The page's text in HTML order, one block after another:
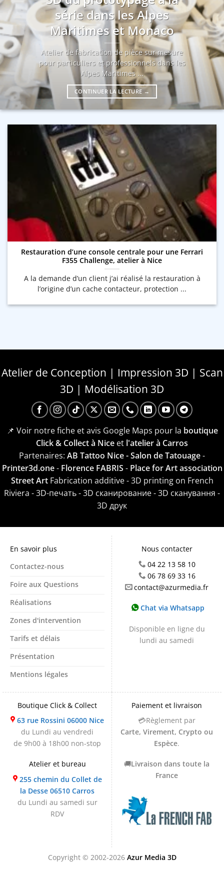
série dans les Alpes
Maritimes et Monaco
Atelier de fabrication de pièce sur mesure
pour particuliers et professionnels dans les
Alpes Maritimes ...
CONTINUER LA LECTURE →
Restauration d’une console centrale pour une Ferrari
F355 Challenge, atelier à Nice
A la demande d’un client j’ai réalisé la restauration à
l’origine d’un cache contacteur, protection ...
Atelier de Conception | Impression 3D | Scan
3D | Modélisation 3D
📌 Voir notre fiche et avis Google Maps pour la boutique
Click & Collect à Nice et l'atelier à Carros
Partenaires: AB Tattoo Nice - Salon de Tatouage-
Printer3d.one- Florence FABRIS - Place for Art association
Street ArtFabrication additive - 3D printing on French
Riviera - 3D-печать - 3D сканирование - 3D сканування -
3D друк
En savoir plus
Contactez-nous
Foire aux Questions
Réalisations
Zones d'intervention
Tarifs et délais
Présentation
Mentions légales
Nous contacter
04 22 13 58 10
06 78 69 33 16
contact@azurmedia.fr
Chat via Whatsapp
Disponible en ligne du
lundi au samedi
Boutique Click & Collect
63 rue Rossini 06000 Nice
du Lundi au vendredi
de 9h00 à 18h00 non-stop
Atelier et bureau
255 chemin du Collet de
la Desse 06510 Carros
du Lundi au samedi sur
RDV
Paiement et livraison
💳Règlement par
Carte, Virement, Crypto ou
Espèce.
🚚Livraison dans toute la
France
Copyright © 2002-2026 Azur Media 3D